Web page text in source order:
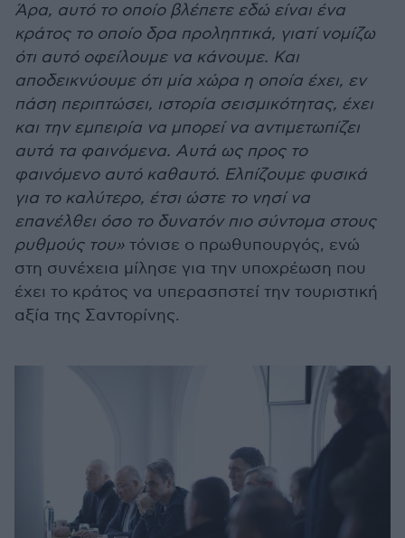
Άρα, αυτό το οποίο βλέπετε εδώ είναι ένα
κράτος το οποίο δρα προληπτικά, γιατί νομίζω
ότι αυτό οφείλουμε να κάνουμε. Και
αποδεικνύουμε ότι μία χώρα η οποία έχει, εν
πάση περιπτώσει, ιστορία σεισμικότητας, έχει
και την εμπειρία να μπορεί να αντιμετωπίζει
αυτά τα φαινόμενα. Αυτά ως προς το
φαινόμενο αυτό καθαυτό. Ελπίζουμε φυσικά
για το καλύτερο, έτσι ώστε το νησί να
επανέλθει όσο το δυνατόν πιο σύντομα στους
ρυθμούς του» τόνισε ο πρωθυπουργός, ενώ
στη συνέχεια μίλησε για την υποχρέωση που
έχει το κράτος να υπερασπστεί την τουριστική
αξία της Σαντορίνης.